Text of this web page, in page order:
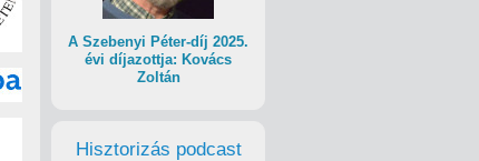
A Szebenyi Péter-díj 2025.
évi díjazottja: Kovács
Zoltán
Hisztorizás podcast